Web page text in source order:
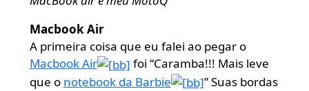
Macbook Air
A primeira coisa que eu falei ao pegar o
Macbook Air
foi “Caramba!!! Mais leve
que o notebook da Barbie
” Suas bordas